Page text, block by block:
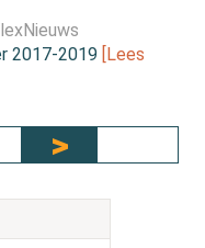
2017-2019 [Lees